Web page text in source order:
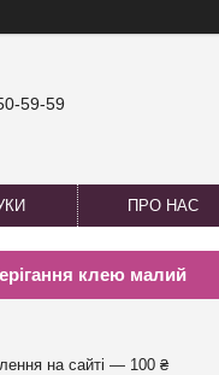
59-59
ПРО НАС
клею малий
на сайті — 100 ₴